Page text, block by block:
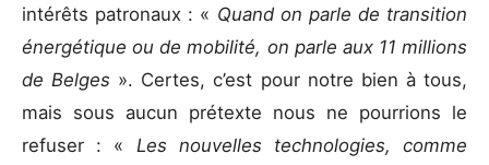
intérêts patronaux : « Quand on parle de transition
énergétique ou de mobilité, on parle aux 11 millions
de Belges ». Certes, c’est pour notre bien à tous,
mais sous aucun prétexte nous ne pourrions le
refuser : « Les nouvelles technologies, comme